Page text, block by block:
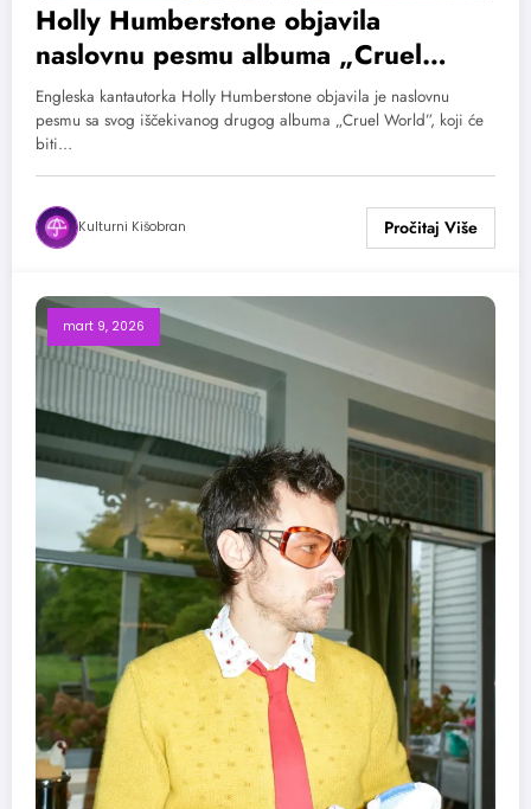
Holly Humberstone objavila
naslovnu pesmu albuma „Cruel
World“ koji izlazi 10. aprila
Engleska kantautorka Holly Humberstone objavila je naslovnu
pesmu sa svog iščekivanog drugog albuma „Cruel World”, koji će
biti…
Kulturni Kišobran
mart 9, 2026